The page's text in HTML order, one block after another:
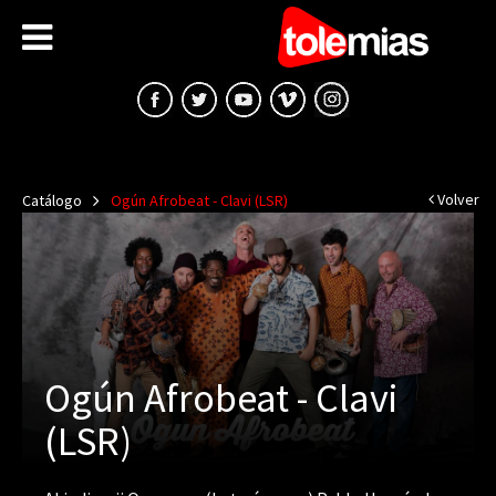
Catálogo Ogún Afrobeat - Clavi (LSR) Volver
Ogún Afrobeat - Clavi
(LSR)